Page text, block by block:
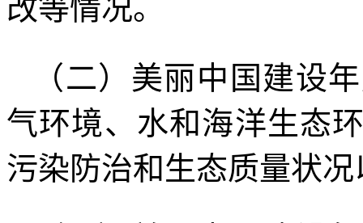
改等情况。
（二）美丽中国建设
气环境、水和海洋生态
污染防治和生态质量状